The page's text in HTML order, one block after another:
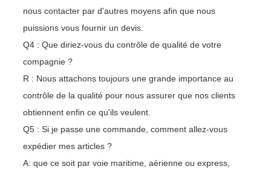
nous contacter par d'autres moyens afin que nous
puissions vous fournir un devis.
Q4 : Que diriez-vous du contrôle de qualité de votre
compagnie ?
R : Nous attachons toujours une grande importance au
contrôle de la qualité pour nous assurer que nos clients
obtiennent enfin ce qu'ils veulent.
Q5 : Si je passe une commande, comment allez-vous
expédier mes articles ?
A: que ce soit par voie maritime, aérienne ou express,